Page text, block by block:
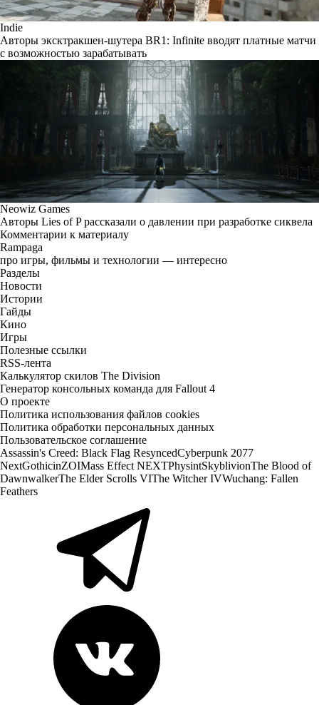
Indie
Авторы эксктракшен-шутера BR1: Infinite вводят платные матчи
с возможностью зарабатывать
Neowiz Games
Авторы Lies of P рассказали о давлении при разработке сиквела
Комментарии к материалу
Rampaga
про игры, фильмы и технологии — интересно
Разделы
Новости
Истории
Гайды
Кино
Игры
Полезные ссылки
RSS-лента
Калькулятор скилов The Division
Генератор консольных команда для Fallout 4
О проекте
Политика использования файлов cookies
Политика обработки персональных данных
Пользовательское соглашение
Assassin's Creed: Black Flag ResyncedCyberpunk 2077
NextGothicinZOIMass Effect NEXTPhysintSkyblivionThe Blood of
DawnwalkerThe Elder Scrolls VIThe Witcher IVWuchang: Fallen
Feathers